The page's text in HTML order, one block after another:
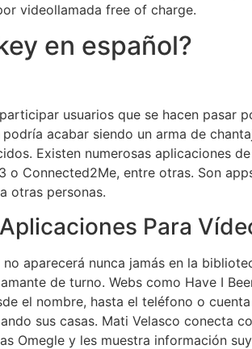
videollamada free of charge.
en español?
usuarios que se hacen pasar
acabar siendo un arma de
Existen numerosas aplicaciones
o Connected2Me, entre otras. Son
otras personas.
Para
aparecerá nunca jamás en la
de turno. Webs como Have I
el nombre, hasta el teléfono o
sus casas. Mati Velasco conecta
Omegle y les muestra información